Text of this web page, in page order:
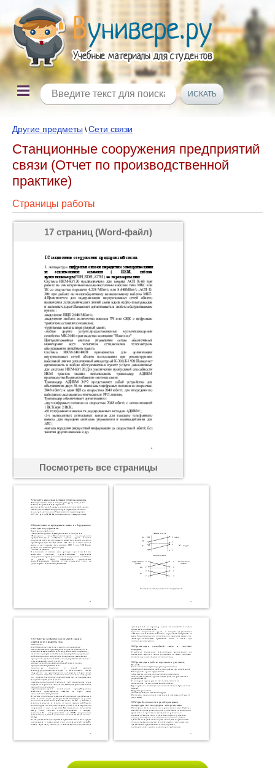
Другие предметы \Сети связи
Станционные сооружения предприятий
связи (Отчет по производственной
практике)
Страницы работы
17 страниц (Word-файл)
Посмотреть все страницы